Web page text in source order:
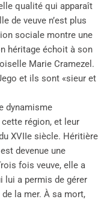
qualité qui apparaît
de veuve n’est plus
sociale montre une
héritage échoit à son
Marie Cramezel.
et ils sont «sieur et
dynamisme
région, et leur
XVIIe siècle. Héritière
devenue une
fois veuve, elle a
lui a permis de gérer
la mer. À sa mort,